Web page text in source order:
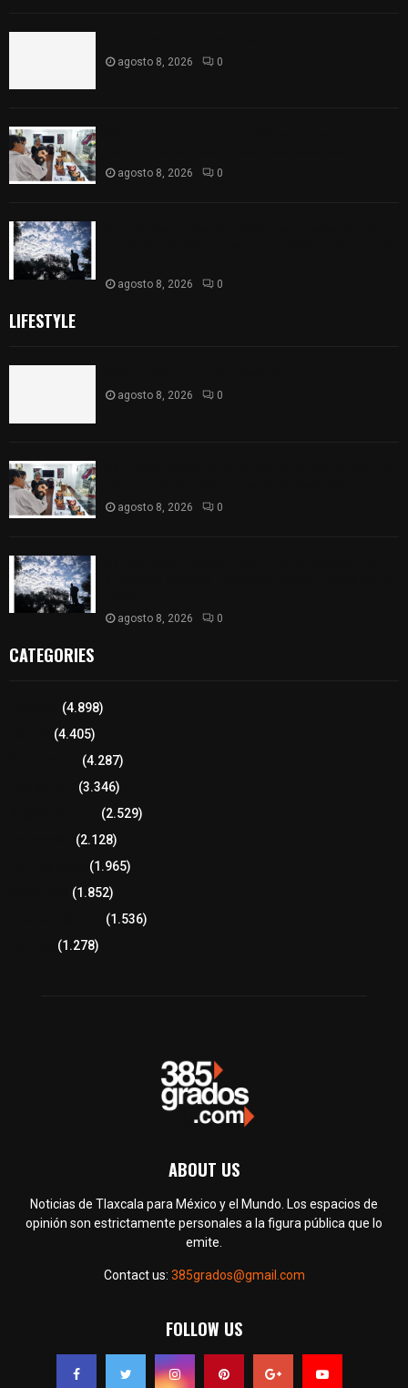
agosto 8, 2026 0
agosto 8, 2026 0
agosto 8, 2026 0
LIFESTYLE
agosto 8, 2026 0
agosto 8, 2026 0
agosto 8, 2026 0
CATEGORIES
(4.898)
(4.405)
(4.287)
(3.346)
(2.529)
(2.128)
(1.965)
(1.852)
(1.536)
(1.278)
ABOUT US
Noticias de Tlaxcala para México y el Mundo. Los espacios de
opinión son estrictamente personales a la figura pública que lo
emite.
Contact us: 385grados@gmail.com
FOLLOW US